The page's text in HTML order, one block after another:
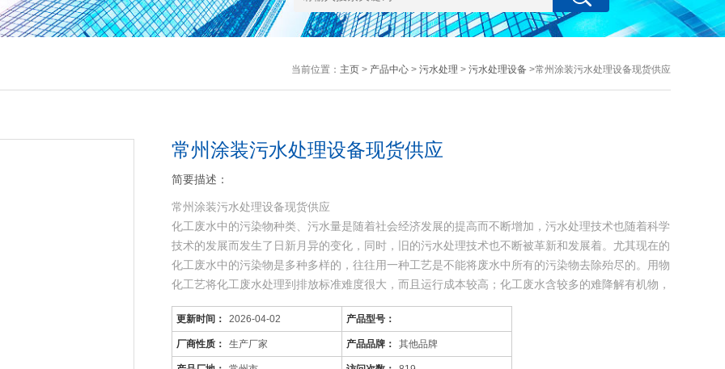
当前位置： 主页> 产品中心> 污水处理 > 污水处理设备>常州涂装污水处理设备现货供应
常州涂装污水处理设备现货供应
简要描述：
常州涂装污水处理设备现货供应
化工废水中的污染物种类、污水量是随着社会经济发展的提高而不断增加，污水处理技术也随着科学
技术的发展而发生了日新月异的变化，同时，旧的污水处理技术也不断被革新和发展着。尤其现在的
化工废水中的污染物是多种多样的，往往用一种工艺是不能将废水中所有的污染物去除殆尽的。用物
化工艺将化工废水处理到排放标准难度很大，而且运行成本较高；化工废水含较多的难降解有机物，
可生化性差，而且
更新时间： 2026-04-02 产品型号：
厂商性质： 生产厂家 产品品牌： 其他品牌